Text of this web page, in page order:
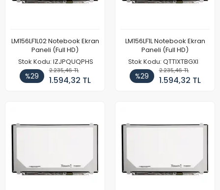
LM156LF1L02 Notebook Ekran
Paneli (Full HD)
Stok Kodu: IZJPQUQPHS
%29
2.235,46 TL
1.594,32 TL
LM156LF1L Notebook Ekran
Paneli (Full HD)
Stok Kodu: QTTIXTBGXI
%29
2.235,46 TL
1.594,32 TL